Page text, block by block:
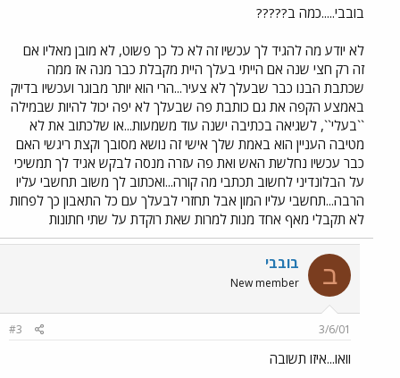
בובבי.....כמה ב?????
לא יודע מה להגיד לך עכשיו זה לא כל כך פשוט, לא מובן מאליו אם
זה רק חצי שנה אם הייתי בעלך היית מקבלת כבר מנה אז ממה
שכתבת הבנו כבר שבעלך לא צעיר...הרי הוא יותר מבוגר ועכשיו בדיוק
באמצע הקפה את גם כותבת פה שבעלך לא יפה יכול להיות שבמילה
``בעלי``, לשגיאה בכתיבה ישנה עוד משמעות...או שלכתוב את לא
מטיבה העניין הוא באמת שלך אישי זה נושא מסובך וקצת ריגשי האם
כבר עכשיו נחלשת האש ואת פה עזרה מנסה לבקש אגיד לך תמשיכי
על הבלונדיני לחשוב תכתבי מה קורה...ואכתוב לך משוב תחשבי עליו
הרבה...תחשבי עליו המון אבל תחזרי לבעלך עם כל התאבון כך לפחות
לא תקבלי מאף אחד מנות למרות שאת רוקדת על שתי חתונות
ב בובבי
New member
3/6/01
#3
וואו...איזו תשובה